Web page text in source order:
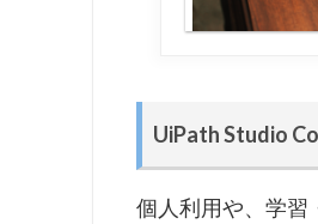
UiPath Studio
個人利用や、学習